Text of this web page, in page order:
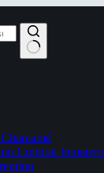
Cultural